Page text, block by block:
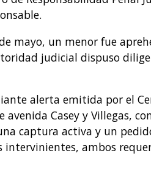
mayo, un menor fue
judicial dispuso
alerta emitida por el
Casey y Villegas,
captura activa y un
intervinientes, ambos